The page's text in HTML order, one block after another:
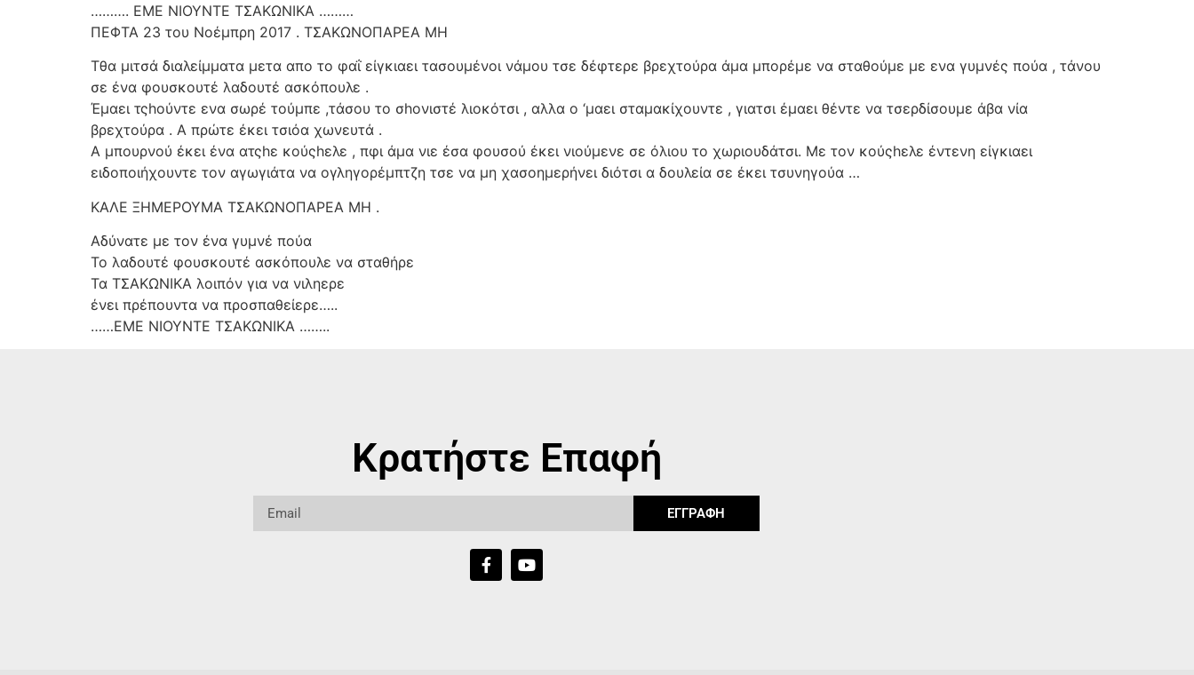
………. ΕΜΕ ΝΙΟΥΝΤΕ ΤΣΑΚΩΝΙΚΑ ………
ΠΕΦΤΑ 23 του Νοέμπρη 2017 . ΤΣΑΚΩΝΟΠΑΡΕΑ ΜΗ
Τθα μιτσά διαλείμματα μετα απο το φαΐ είγκιαει τασουμένοι νάμου τσε δέφτερε βρεχτούρα άμα μπορέμε να σταθούμε με ενα γυμνές πούα , τάνου
σε ένα φουσκουτέ λαδουτέ ασκόπουλε .
Έμαει τςhούντε ενα σωρέ τούμπε ,τάσου το σhονιστέ λιοκότσι , αλλα ο ‘μαει σταμακίχουντε , γιατσι έμαει θέντε να τσερδίσουμε άβα νία
βρεχτούρα . Α πρώτε έκει τσιόα χωνευτά .
Α μπουρνού έκει ένα ατςhε κούςhελε , πφι άμα νιε έσα φουσού έκει νιούμενε σε όλιου το χωριουδάτσι. Με τον κούςhελε έντενη είγκιαει
ειδοποιήχουντε τον αγωγιάτα να ογληγορέμπτζη τσε να μη χασοημερήνει διότσι α δουλεία σε έκει τσυνηγούα …
ΚΑΛΕ ΞΗΜΕΡΟΥΜΑ ΤΣΑΚΩΝΟΠΑΡΕΑ ΜΗ .
Αδύνατε με τον ένα γυμνέ πούα
Το λαδουτέ φουσκουτέ ασκόπουλε να σταθήρε
Τα ΤΣΑΚΩΝΙΚΑ λοιπόν για να νιληερε
ένει πρέπουντα να προσπαθείερε…..
……ΕΜΕ ΝΙΟΥΝΤΕ ΤΣΑΚΩΝΙΚΑ ……..
Κρατήστε Επαφή
ΕΓΓΡΑΦΗ